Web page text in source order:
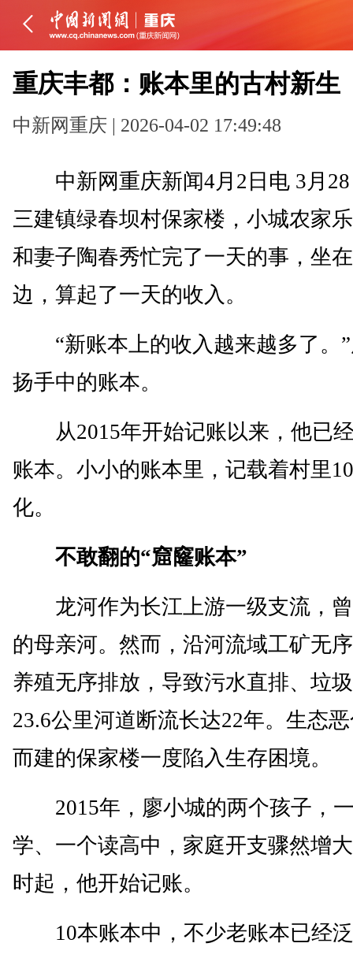
重庆丰都：账本里的古村新生
中新网重庆 | 2026-04-02 17:49:48
中新网重庆新闻4月2日电 3月28
三建镇绿春坝村保家楼，小城农家
和妻子陶春秀忙完了一天的事，坐
边，算起了一天的收入。
“新账本上的收入越来越多了。”
扬手中的账本。
从2015年开始记账以来，他已
账本。小小的账本里，记载着村里
化。
不敢翻的“窟窿账本”
龙河作为长江上游一级支流，曾
的母亲河。然而，沿河流域工矿无
养殖无序排放，导致污水直排、垃
23.6公里河道断流长达22年。生态
而建的保家楼一度陷入生存困境。
2015年，廖小城的两个孩子，
学、一个读高中，家庭开支骤然增
时起，他开始记账。
10本账本中，不少老账本已经泛